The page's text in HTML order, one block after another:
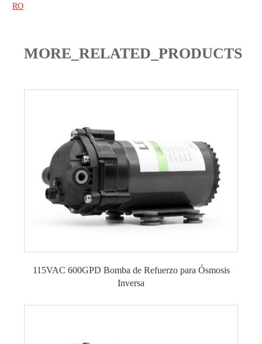
RO
MORE_RELATED_PRODUCTS
115VAC 600GPD Bomba de Refuerzo para Ósmosis
Inversa